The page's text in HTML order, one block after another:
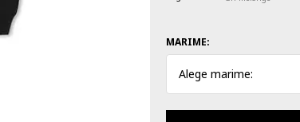
MARIME:
Alege marime: